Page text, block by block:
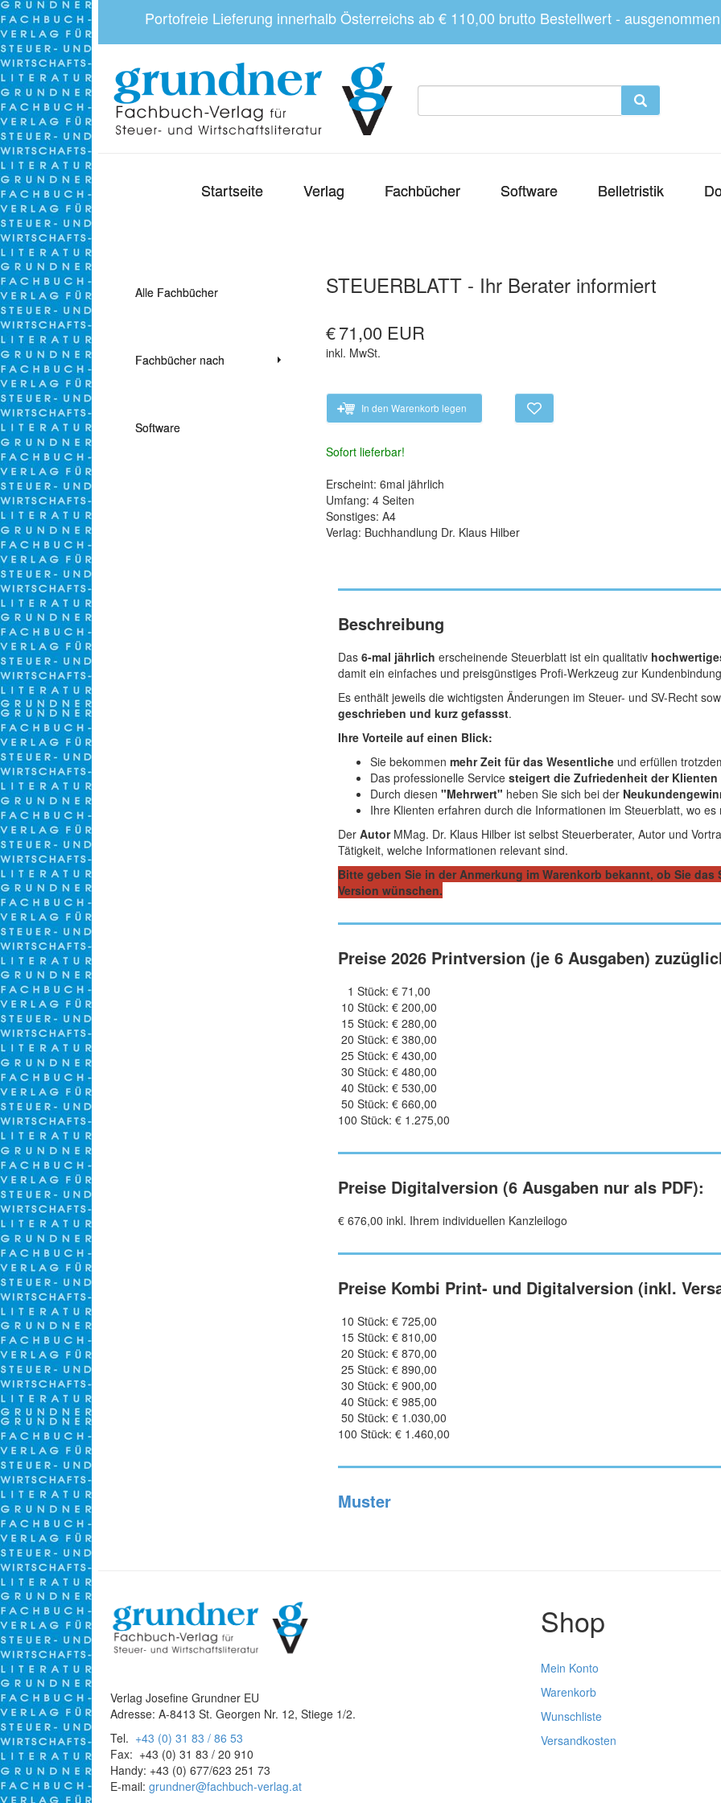
Portofreie Lieferung innerhalb Österreichs ab € 110,00 brutto Bestellwert -
Startseite Verlag Fachbücher Software Belletristik
Alle Fachbücher
Fachbücher nach
Themen
Software
STEUERBLATT - Ihr Berater informiert
€71,00 EUR
inkl. MwSt.
In den Warenkorb legen
Sofort lieferbar!
Erscheint: 6mal jährlich
Umfang: 4 Seiten
Sonstiges: A4
Verlag: Buchhandlung Dr. Klaus Hilber
Beschreibung
Das 6-mal jährlich erscheinende Steuerblatt ist ein qualitativ
damit ein einfaches und preisgünstiges Profi-Werkzeug zur
Es enthält jeweils die wichtigsten Änderungen im Steuer- und SV-Recht
geschrieben und kurz gefassst.
Ihre Vorteile auf einen Blick:
Sie bekommen mehr Zeit für das Wesentlicheund erfüllen
Das professionelle Service steigert die Zufriedenheit der Klienten
Durch diesen "Mehrwert" heben Sie sich bei der
Ihre Klienten erfahren durch die Informationen im Steuerblatt, wo es
Der Autor MMag. Dr. Klaus Hilber ist selbst Steuerberater, Autor und
Tätigkeit, welche Informationen relevant sind.
Bitte geben Sie in der Anmerkung im Warenkorb bekannt, ob Sie
Version wünschen.
Preise 2026 Printversion (je 6 Ausgaben)
1 Stück: € 71,00
10 Stück: € 200,00
15 Stück: € 280,00
20 Stück: € 380,00
25 Stück: € 430,00
30 Stück: € 480,00
40 Stück: € 530,00
50 Stück: € 660,00
100 Stück: € 1.275,00
Preise Digitalversion (6 Ausgaben nur als PDF):
€ 676,00 inkl. Ihrem individuellen Kanzleilogo
Preise Kombi Print- und Digitalversion (inkl.
10 Stück: € 725,00
15 Stück: € 810,00
20 Stück: € 870,00
25 Stück: € 890,00
30 Stück: € 900,00
40 Stück: € 985,00
50 Stück: € 1.030,00
100 Stück: € 1.460,00
Muster
Verlag Josefine Grundner EU
Adresse: A-8413 St. Georgen Nr. 12, Stiege 1/2.
Tel. +43 (0) 31 83 / 86 53
Fax: +43 (0) 31 83 / 20 910
Handy: +43 (0) 677/623 251 73
E-mail: grundner@fachbuch-verlag.at
Shop
Mein Konto
Warenkorb
Wunschliste
Versandkosten